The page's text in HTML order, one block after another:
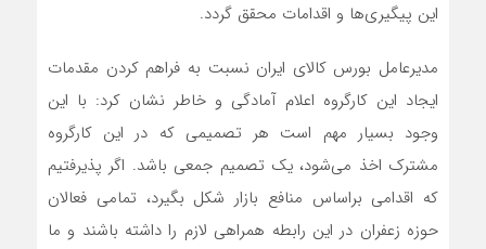
این پیگیری‌ها و اقدامات محقق گردد.
مدیرعامل بورس کالای ایران نسبت به فراهم کردن مقدمات
ایجاد این کارگروه اعلام آمادگی و خاطر نشان کرد: با این
وجود بسیار مهم است هر تصمیمی که در این کارگروه
مشترک اخذ می‌شود، یک تصمیم جمعی باشد. اگر پذیرفتیم
که اقدامی براساس منافع بازار شکل بگیرد، تمامی فعالان
حوزه زعفران در این رابطه همراهی لازم را داشته باشند و ما